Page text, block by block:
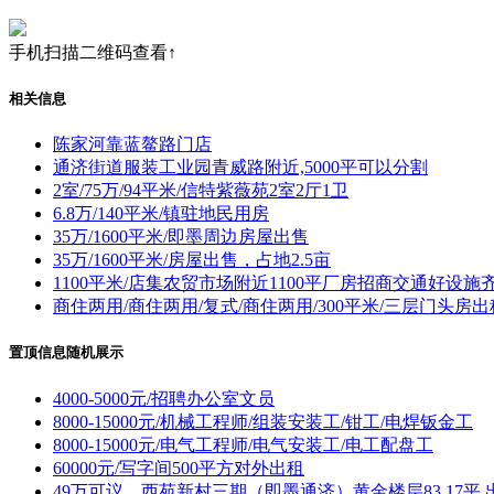
手机扫描二维码查看↑
相关信息
陈家河靠蓝鳌路门店
通济街道服装工业园青威路附近,5000平可以分割
2室/75万/94平米/信特紫薇苑2室2厅1卫
6.8万/140平米/镇驻地民用房
35万/1600平米/即墨周边房屋出售
35万/1600平米/房屋出售，占地2.5亩
1100平米/店集农贸市场附近1100平厂房招商交通好设施
商住两用/商住两用/复式/商住两用/300平米/三层门头房出
置顶信息随机展示
4000-5000元/招聘办公室文员
8000-15000元/机械工程师/组装安装工/钳工/电焊钣金工
8000-15000元/电气工程师/电气安装工/电工配盘工
60000元/写字间500平方对外出租